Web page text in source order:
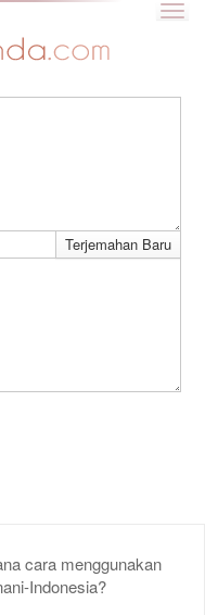
cara menggunakan
Indonesia?